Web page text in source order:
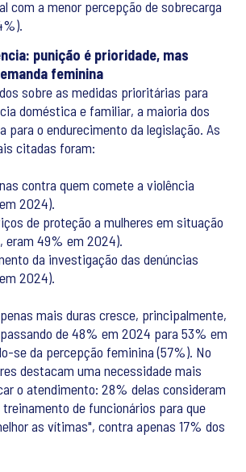
com a menor percepção de sobrecarga
punição é prioridade, mas
feminina
sobre as medidas prioritárias para
doméstica e familiar, a maioria dos
para o endurecimento da legislação. As
citadas foram:
contra quem comete a violência
2024).
de proteção a mulheres em situação
eram 49% em 2024).
da investigação das denúncias
2024).
mais duras cresce, principalmente,
de 48% em 2024 para 53% em
se da percepção feminina (57%). No
destacam uma necessidade mais
o atendimento: 28% delas consideram
de funcionários para que
as vítimas", contra apenas 17% dos